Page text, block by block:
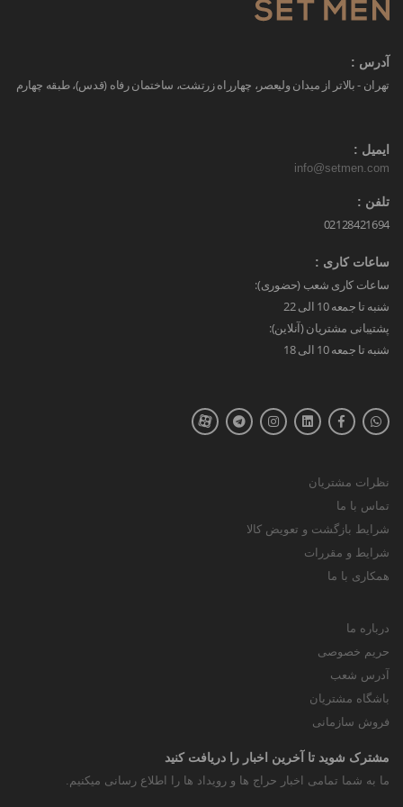
آدرس :
تهران - بالاتر از میدان ولیعصر، چهارراه زرتشت، ساختمان رفاه (قدس)، طبقه چهارم
ایمیل :
info@setmen.com
تلفن :
02128421694
ساعات کاری :
ساعات کاری شعب (حضوری):
شنبه تا جمعه 10 الی 22
پشتیبانی مشتریان (آنلاین):
شنبه تا جمعه 10 الی 18
نظرات مشتریان
تماس با ما
شرایط بازگشت و تعویض کالا
شرایط و مقررات
همکاری با ما
درباره ما
حریم خصوصی
آدرس شعب
باشگاه مشتریان
فروش سازمانی
مشترک شوید تا آخرین اخبار را دریافت کنید
ما به شما تمامی اخبار حراج ها و رویداد ها را اطلاع رسانی میکنیم.